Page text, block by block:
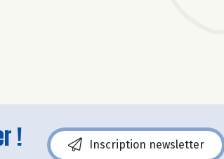
! Inscription newsletter